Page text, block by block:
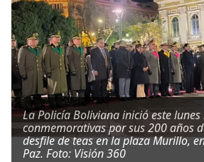
La Policía Boliviana inició este
conmemorativas por sus 200 años
desfile de teas en la plaza Murillo,
Paz. Foto: Visión 360